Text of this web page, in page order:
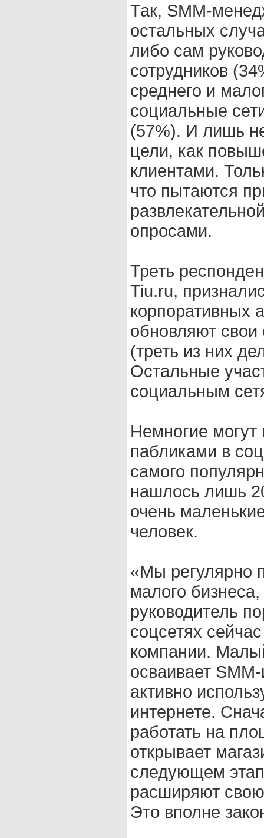
Так, SMM-
остальных
либо сам
сотрудников
среднего и
социальные
(57%). И лишь
цели, как
клиентами.
что пытаются
опросами.
Треть
Tiu.ru,
корпоративных
обновляют
(треть из них
Остальные
социальным
Немногие могут
пабликами в
самого
нашлось лишь
очень
человек.
«Мы регулярно
малого
руководитель
соцсетях
компании.
осваивает
активно
интернете.
работать на
открывает
следующем
расширяют
Это вполне